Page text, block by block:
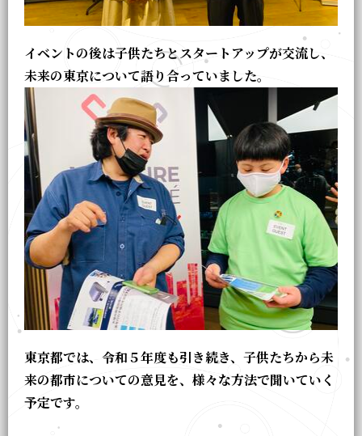
イベントの後は子供たちとスタートアップが交流し、
未来の東京について語り合っていました。
東京都では、令和５年度も引き続き、子供たちから未
来の都市についての意見を、様々な方法で聞いていく
予定です。